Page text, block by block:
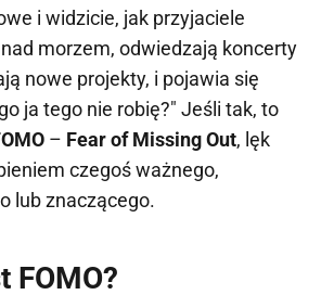
i widzicie, jak przyjaciele
morzem, odwiedzają koncerty
nowe projekty, i pojawia się
ja tego nie robię?" Jeśli tak, to
– Fear of Missing Out, lęk
czegoś ważnego,
lub znaczącego.
FOMO?